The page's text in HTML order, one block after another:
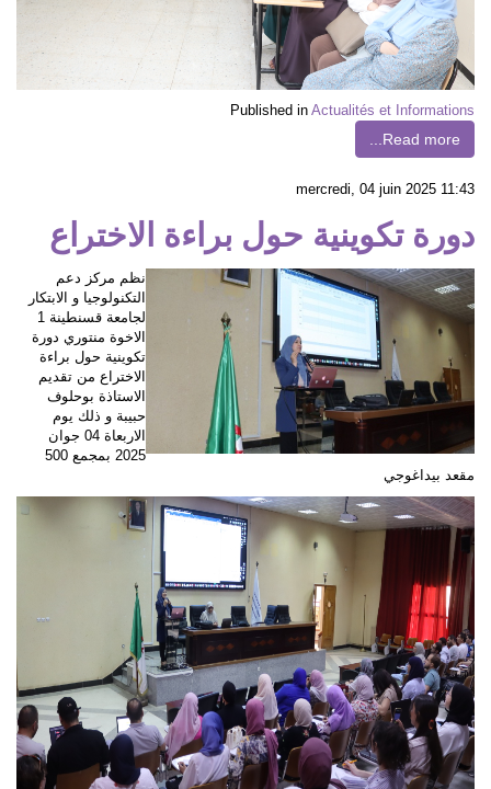
Published in Actualités et Informations
Read more...
mercredi, 04 juin 2025 11:43
دورة تكوينية حول براءة الاختراع
نظم مركز دعم
التكنولوجيا و الابتكار
لجامعة قسنطينة 1
الاخوة منتوري دورة
تكوينية حول براءة
الاختراع من تقديم
الاستاذة بوحلوف
حبيبة و ذلك يوم
الاربعاة 04 جوان
2025 بمجمع 500
مقعد بيداغوجي